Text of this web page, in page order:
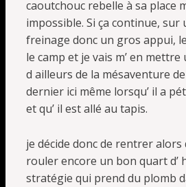
caoutchouc rebelle à sa place
impossible. Si ça continue, sur
freinage donc un gros appui,
le camp et je vais m’ en
d ailleurs de la mésaventure de
dernier ici même lorsqu’ il a
et qu’ il est allé au tapis.
je décide donc de rentrer alors
rouler encore un bon quart d’
stratégie qui prend du plomb